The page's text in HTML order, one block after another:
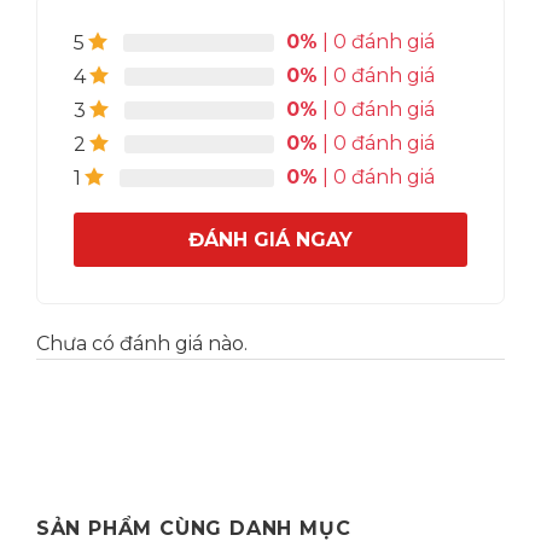
Các cột mốc quan trọng trong quá trình phát
công nghệ ly thủy tinh thổi bằng máy.
5 0% | 0 đánh giá
4
0% | 0 đánh giá
3
0% | 0 đánh giá
2
0% | 0 đánh giá
1
0% | 0 đánh giá
ĐÁNH GIÁ NGAY
Chưa có đánh giá nào.
SẢN PHẨM CÙNG DANH MỤC